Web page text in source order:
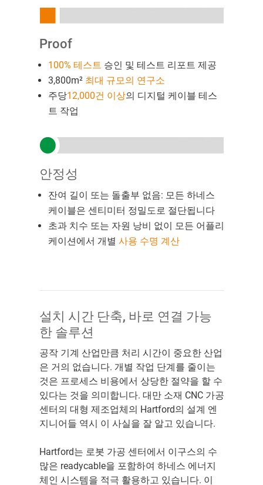
Proof
100% 테스트 승인 및 테스트 리포트 제공
3,800m² 최대 규모의 연구소
주당12,000건 이상의 디지털 케이블 테스
트 작업
안정성
잔여 길이 또는 돌출부 없음: 모든 하네스
케이블은 센티미터 정밀도로 절단됩니다
초과 치수 또는 자원 낭비 없이 모든 어플리
케이션에서 개별 사용 수명 계산
설치 시간 단축, 바로 연결 가능
한 솔루션
공작 기계 산업만큼 처리 시간이 중요한 산업
은 거의 없습니다. 개별 작업 단계를 줄이는
것은 프로세스 비용에서 상당한 절약을 할 수
있다는 것을 의미합니다. 대만 소재 CNC 가공
센터의 대형 제조업체의 Hartford의 설계 엔
지니어들 역시 이 사실을 잘 알고 있습니다.
Hartford는 로봇 가공 센터에서 이구스의 수
많은 readycable을 포함하여 하네스 에너지
체인 시스템을 적극 활용하고 있습니다. 이